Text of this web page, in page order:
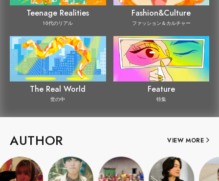
Teenage Realities
10代のリアル
Fashion&Culture
ファッション＆カルチャー
The Real World
世の中
Feature
特集
AUTHOR VIEW MORE